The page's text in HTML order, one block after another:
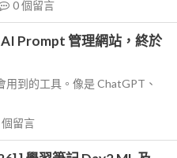
0個留言
AI Prompt 管理網站，終於
到的工具。像是 ChatGPT、
個留言